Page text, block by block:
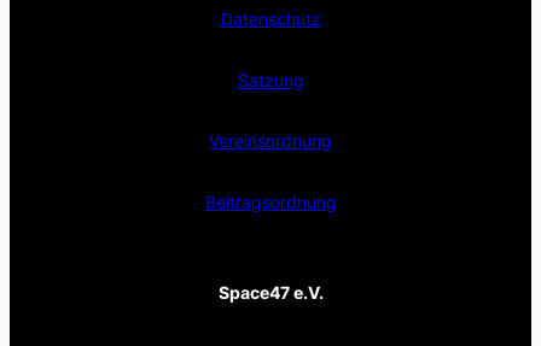
Datenschutz
Satzung
Vereinsordnung
Beitragsordnung
Space47 e.V.